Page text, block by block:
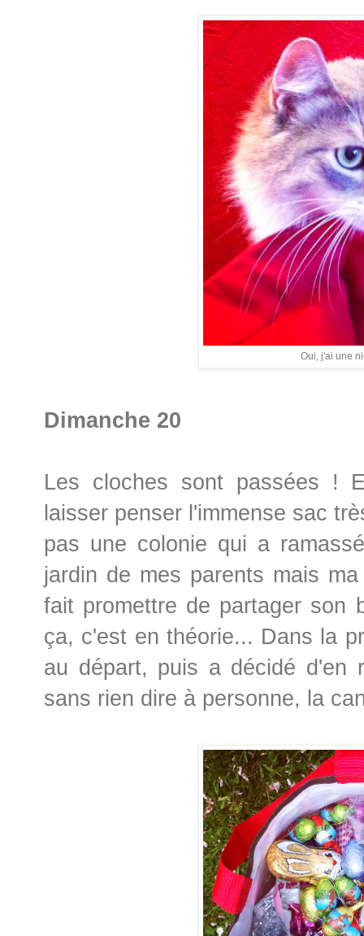
Oui, j'ai une
Dimanche 20
Les cloches sont passées !
laisser penser l'immense sac
pas une colonie qui a
jardin de mes parents mais
fait promettre de partager son
ça, c'est en théorie... Dans la
au départ, puis a décidé d'en
sans rien dire à personne, la